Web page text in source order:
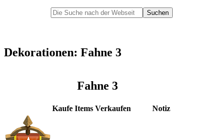
Dekorationen: Fahne 3
Fahne 3
Kaufe Items Verkaufen Notiz